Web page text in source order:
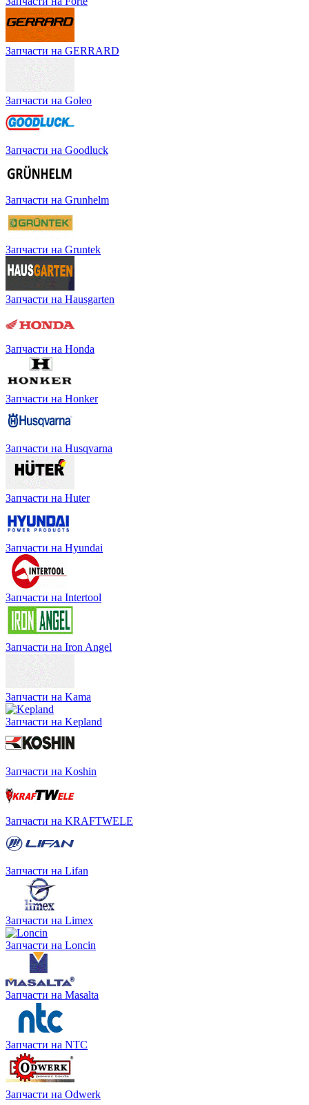
Запчасти на GERRARD
Запчасти на Goleo
Запчасти на Goodluck
Запчасти на Grunhelm
Запчасти на Gruntek
Запчасти на Hausgarten
Запчасти на Honda
Запчасти на Honker
Запчасти на Husqvarna
Запчасти на Huter
Запчасти на Hyundai
Запчасти на Intertool
Запчасти на Iron Angel
Запчасти на Kama
Запчасти на Kepland
Запчасти на Koshin
Запчасти на KRAFTWELE
Запчасти на Lifan
Запчасти на Limex
Запчасти на Loncin
Запчасти на Masalta
Запчасти на NTC
Запчасти на Odwerk